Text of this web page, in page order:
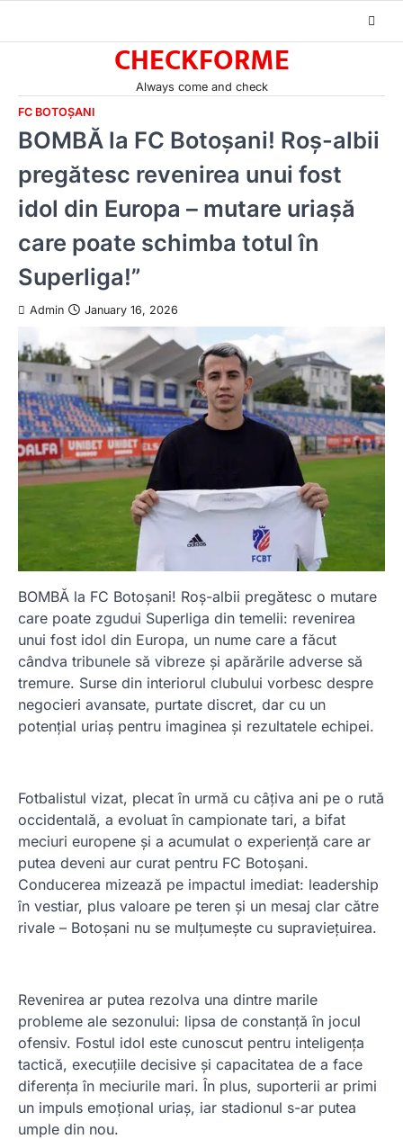
CHECKFORME
Always come and check
FC BOTOȘANI
BOMBĂ la FC Botoșani! Roș-albii
pregătesc revenirea unui fost
idol din Europa – mutare uriașă
care poate schimba totul în
Superliga!”
Admin January 16, 2026
BOMBĂ la FC Botoșani! Roș-albii pregătesc o mutare
care poate zgudui Superliga din temelii: revenirea
unui fost idol din Europa, un nume care a făcut
cândva tribunele să vibreze și apărările adverse să
tremure. Surse din interiorul clubului vorbesc despre
negocieri avansate, purtate discret, dar cu un
potențial uriaș pentru imaginea și rezultatele echipei.
Fotbalistul vizat, plecat în urmă cu câțiva ani pe o rută
occidentală, a evoluat în campionate tari, a bifat
meciuri europene și a acumulat o experiență care ar
putea deveni aur curat pentru FC Botoșani.
Conducerea mizează pe impactul imediat: leadership
în vestiar, plus valoare pe teren și un mesaj clar către
rivale – Botoșani nu se mulțumește cu supraviețuirea.
Revenirea ar putea rezolva una dintre marile
probleme ale sezonului: lipsa de constanță în jocul
ofensiv. Fostul idol este cunoscut pentru inteligența
tactică, execuțiile decisive și capacitatea de a face
diferența în meciurile mari. În plus, suporterii ar primi
un impuls emoțional uriaș, iar stadionul s-ar putea
umple din nou.